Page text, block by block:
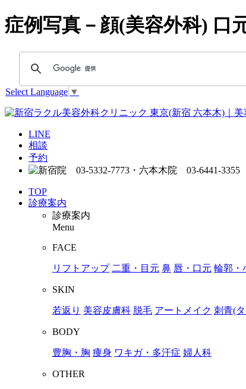
症例写真－顔(美容外科) 口
Select Language ▼
LINE
相談
予約
TOP
診療案内
診療案内
Menu
FACE
リフトアップ 二重・目元 鼻 唇・口元 輪郭・
SKIN
若返り 美容皮膚科 脱毛 アートメイク 刺青(
BODY
豊胸・胸 痩身 ワキガ・多汗症 婦人科
OTHER